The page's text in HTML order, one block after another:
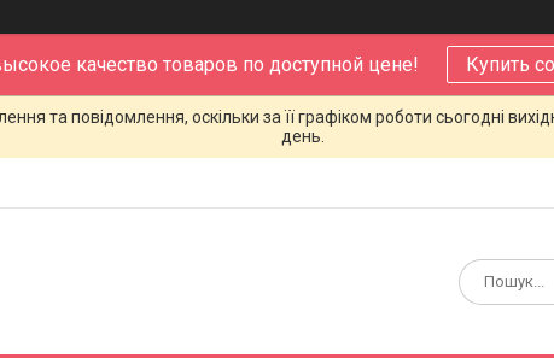
качество товаров по доступной цене! Купить
та повідомлення, оскільки за її графіком роботи сьогодні
день.